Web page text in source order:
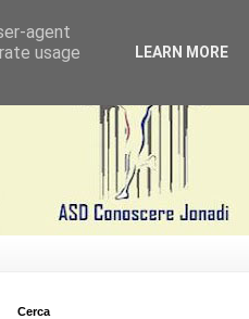
Cerca
agent
usage
LEARN MORE